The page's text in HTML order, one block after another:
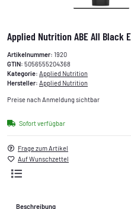
Applied Nutrition ABE All Black
Artikelnummer: 1920
GTIN: 5056555204368
Kategorie: Applied Nutrition
Hersteller: Applied Nutrition
Preise nach Anmeldung sichtbar
Sofort verfügbar
Frage zum Artikel
Auf Wunschzettel
Beschreibung